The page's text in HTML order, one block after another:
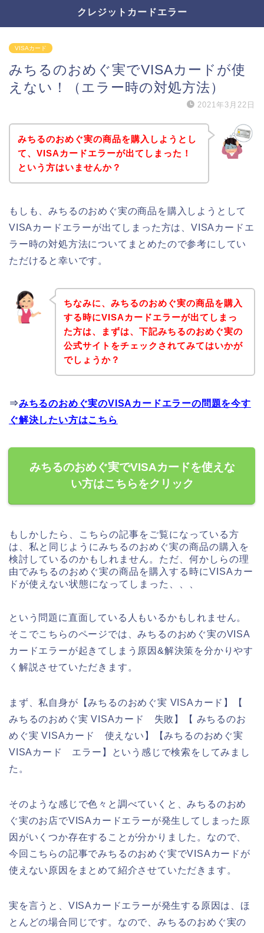
クレジットカードエラー
VISAカード
みちるのおめぐ実でVISAカードが使
えない！（エラー時の対処方法）
2021年3月22日
みちるのおめぐ実の商品を購入しようとし
て、VISAカードエラーが出てしまった！
という方はいませんか？
もしも、みちるのおめぐ実の商品を購入しようとして
VISAカードエラーが出てしまった方は、VISAカードエ
ラー時の対処方法についてまとめたので参考にしてい
ただけると幸いです。
ちなみに、みちるのおめぐ実の商品を購入
する時にVISAカードエラーが出てしまっ
た方は、まずは、下記みちるのおめぐ実の
公式サイトをチェックされてみてはいかが
でしょうか？
⇒みちるのおめぐ実のVISAカードエラーの問題を今す
ぐ解決したい方はこちら
みちるのおめぐ実でVISAカードを使えな
い方はこちらをクリック
もしかしたら、こちらの記事をご覧になっている方
は、私と同じようにみちるのおめぐ実の商品の購入を
検討しているのかもしれません。ただ、何かしらの理
由でみちるのおめぐ実の商品を購入する時にVISAカー
ドが使えない状態になってしまった、、、
という問題に直面している人もいるかもしれません。
そこでこちらのページでは、みちるのおめぐ実のVISA
カードエラーが起きてしまう原因&解決策を分かりやす
く解説させていただきます。
まず、私自身が【みちるのおめぐ実 VISAカード】【
みちるのおめぐ実 VISAカード 失敗】【 みちるのお
めぐ実 VISAカード 使えない】【みちるのおめぐ実
VISAカード エラー】という感じで検索をしてみまし
た。
そのような感じで色々と調べていくと、みちるのおめ
ぐ実のお店でVISAカードエラーが発生してしまった原
因がいくつか存在することが分かりました。なので、
今回こちらの記事でみちるのおめぐ実でVISAカードが
使えない原因をまとめて紹介させていただきます。
実を言うと、VISAカードエラーが発生する原因は、ほ
とんどの場合同じです。なので、みちるのおめぐ実の